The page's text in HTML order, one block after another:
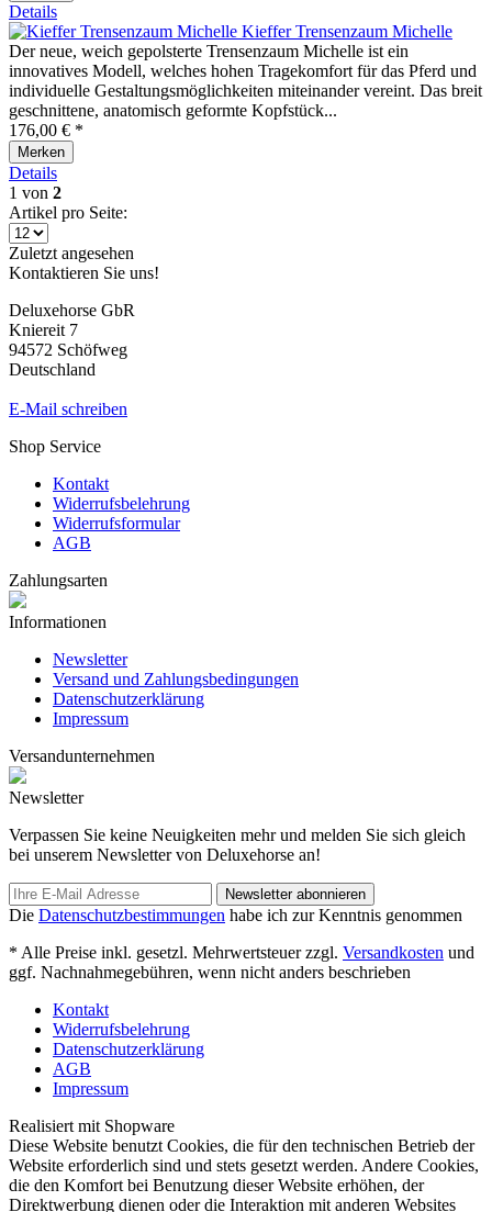
Details
Kieffer Trensenzaum Michelle
Der neue, weich gepolsterte Trensenzaum Michelle ist ein
innovatives Modell, welches hohen Tragekomfort für das Pferd und
individuelle Gestaltungsmöglichkeiten miteinander vereint. Das breit
geschnittene, anatomisch geformte Kopfstück...
176,00 € *
Merken
Details
1 von 2
Artikel pro Seite:
Zuletzt angesehen
Kontaktieren Sie uns!
Deluxehorse GbR
Kniereit 7
94572 Schöfweg
Deutschland
E-Mail schreiben
Shop Service
Kontakt
Widerrufsbelehrung
Widerrufsformular
AGB
Zahlungsarten
Informationen
Newsletter
Versand und Zahlungsbedingungen
Datenschutzerklärung
Impressum
Versandunternehmen
Newsletter
Verpassen Sie keine Neuigkeiten mehr und melden Sie sich gleich
bei unserem Newsletter von Deluxehorse an!
Newsletter abonnieren
Die Datenschutzbestimmungen habe ich zur Kenntnis genommen
* Alle Preise inkl. gesetzl. Mehrwertsteuer zzgl. Versandkosten und
ggf. Nachnahmegebühren, wenn nicht anders beschrieben
Kontakt
Widerrufsbelehrung
Datenschutzerklärung
AGB
Impressum
Realisiert mit Shopware
Diese Website benutzt Cookies, die für den technischen Betrieb der
Website erforderlich sind und stets gesetzt werden. Andere Cookies,
die den Komfort bei Benutzung dieser Website erhöhen, der
Direktwerbung dienen oder die Interaktion mit anderen Websites